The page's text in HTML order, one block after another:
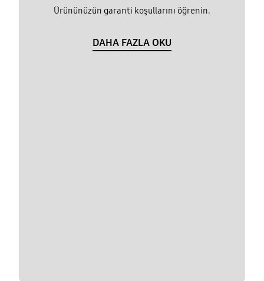
Ürününüzün garanti koşullarını öğrenin.
DAHA FAZLA OKU